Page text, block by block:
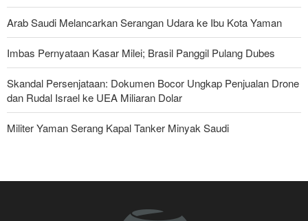
Arab Saudi Melancarkan Serangan Udara ke Ibu Kota Yaman
Imbas Pernyataan Kasar Milei; Brasil Panggil Pulang Dubes
Skandal Persenjataan: Dokumen Bocor Ungkap Penjualan Drone
dan Rudal Israel ke UEA Miliaran Dolar
Militer Yaman Serang Kapal Tanker Minyak Saudi